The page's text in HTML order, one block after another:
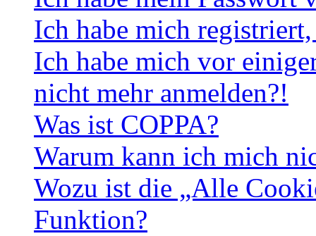
Ich habe mich
Ich habe mich vor
nicht mehr anmelden?!
Was ist COPPA?
Warum kann ich mich
Wozu ist die „Alle
Funktion?